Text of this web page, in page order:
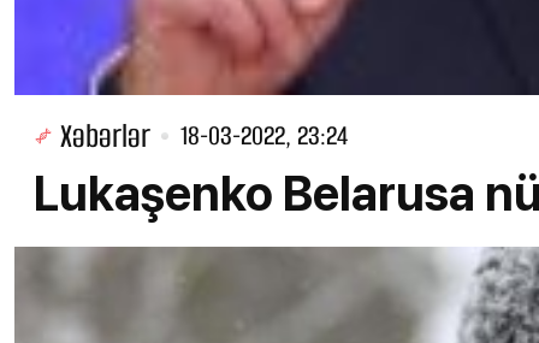
Xəbərlər 18-03-2022, 23:24
Lukaşenko Belarusa